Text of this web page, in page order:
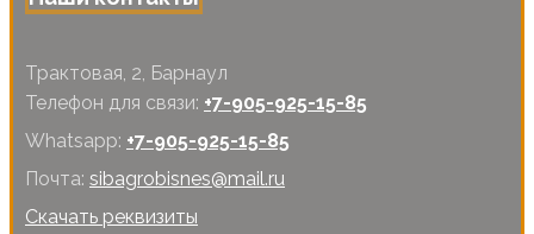
Трактовая, 2, Барнаул
Телефон для связи: +7-905-925-15-85
Whatsapp: +7-905-925-15-85
Почта: sibagrobisnes@mail.ru
Скачать реквизиты